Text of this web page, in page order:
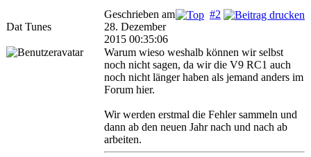
Dat Tunes
#2
Geschrieben am
28. Dezember
2015 00:35:06
Warum wieso weshalb können wir selbst
noch nicht sagen, da wir die V9 RC1 auch
noch nicht länger haben als jemand anders im
Forum hier.
Wir werden erstmal die Fehler sammeln und
dann ab den neuen Jahr nach und nach ab
arbeiten.